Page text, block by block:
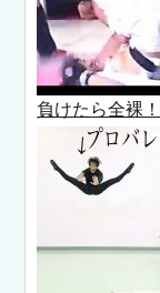
負けたら全裸